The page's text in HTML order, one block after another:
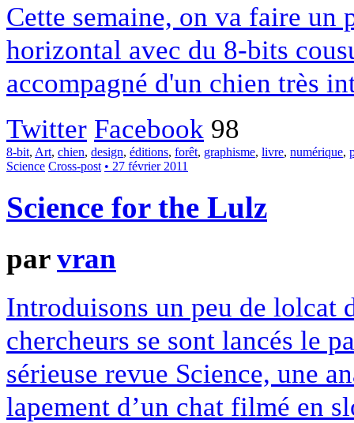
Cette semaine, on va faire
horizontal avec du 8-bits
accompagné d'un chien très
Twitter Facebook 98
8-bit, Art, chien, design, éditions, forêt, graphisme, livre, numérique,
Science Cross-post • 27 février 2011
Science for the Lulz
parvran
Introduisons un peu de lolcat
chercheurs se sont lancés le
sérieuse revue Science, une
lapement d’un chat filmé en